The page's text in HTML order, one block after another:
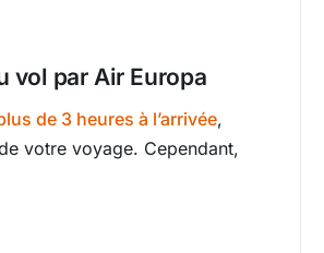
vol par Air Europa
de 3 heures à l’arrivée,
votre voyage. Cependant,